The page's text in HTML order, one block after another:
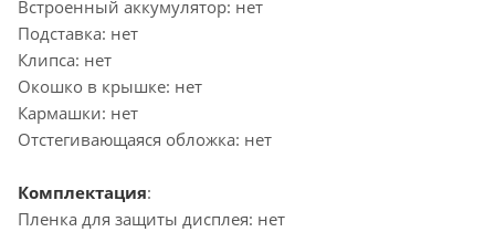
Встроенный аккумулятор: нет
Подставка: нет
Клипса: нет
Окошко в крышке: нет
Кармашки: нет
Отстегивающаяся обложка: нет
Комплектация:
Пленка для защиты дисплея: нет